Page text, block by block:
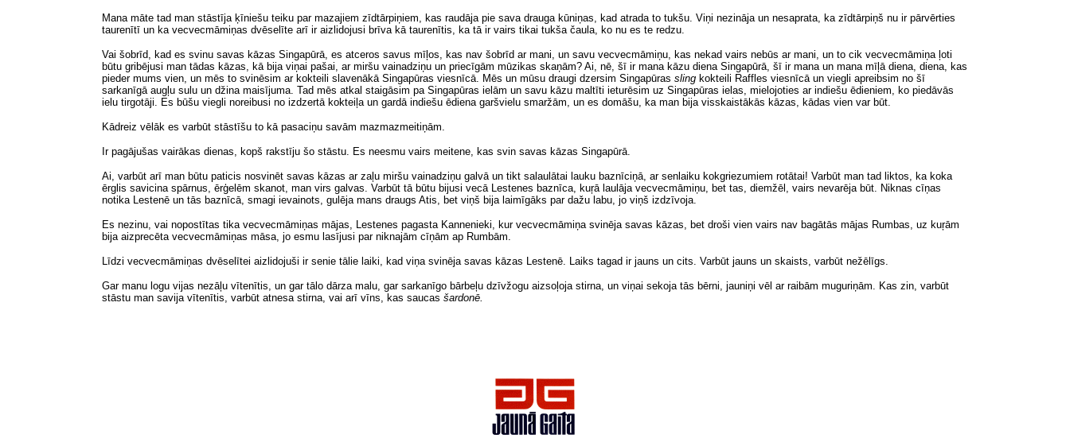
Mana māte tad man stāstīja ķīniešu teiku par mazajiem zīdtārpiņiem, kas raudāja pie sava drauga kūniņas, kad atrada to tukšu. Viņi nezināja un nesaprata, ka zīdtārpiņš nu ir pārvērties
taurenītī un ka vecvecmāmiņas dvēselīte arī ir aizlidojusi brīva kā taurenītis, ka tā ir vairs tikai tukša čaula, ko nu es te redzu.
Vai šobrīd, kad es svinu savas kāzas Singapūrā, es atceros savus mīļos, kas nav šobrīd ar mani, un savu vecvecmāmiņu, kas nekad vairs nebūs ar mani, un to cik vecvecmāmiņa ļoti
būtu gribējusi man tādas kāzas, kā bija viņai pašai, ar miršu vainadziņu un priecīgām mūzikas skaņām? Ai, nē, šī ir mana kāzu diena Singapūrā, šī ir mana un mana mīļā diena, diena, kas
pieder mums vien, un mēs to svinēsim ar kokteili slavenākā Singapūras viesnīcā. Mēs un mūsu draugi dzersim Singapūras sling kokteili Raffles viesnīcā un viegli apreibsim no šī
sarkanīgā augļu sulu un džina maisījuma. Tad mēs atkal staigāsim pa Singapūras ielām un savu kāzu maltīti ieturēsim uz Singapūras ielas, mielojoties ar indiešu ēdieniem, ko piedāvās
ielu tirgotāji. Es būšu viegli noreibusi no izdzertā kokteiļa un gardā indiešu ēdiena garšvielu smaržām, un es domāšu, ka man bija visskaistākās kāzas, kādas vien var būt.
Kādreiz vēlāk es varbūt stāstīšu to kā pasaciņu savām mazmazmeitiņām.
Ir pagājušas vairākas dienas, kopš rakstīju šo stāstu. Es neesmu vairs meitene, kas svin savas kāzas Singapūrā.
Ai, varbūt arī man būtu paticis nosvinēt savas kāzas ar zaļu miršu vainadziņu galvā un tikt salaulātai lauku baznīciņā, ar senlaiku kokgriezumiem rotātai! Varbūt man tad liktos, ka koka
ērglis savicina spārnus, ērģelēm skanot, man virs galvas. Varbūt tā būtu bijusi vecā Lestenes baznīca, kuŗā laulāja vecvecmāmiņu, bet tas, diemžēl, vairs nevarēja būt. Niknas cīņas
notika Lestenē un tās baznīcā, smagi ievainots, gulēja mans draugs Atis, bet viņš bija laimīgāks par dažu labu, jo viņš izdzīvoja.
Es nezinu, vai nopostītas tikavecvecmāmiņas mājas, Lestenes pagasta Kannenieki, kur vecvecmāmiņa svinēja savas kāzas, bet droši vien vairs nav bagātās mājas Rumbas, uz kuŗām
bija aizprecēta vecvecmāmiņas māsa, jo esmu lasījusi par niknajām cīņām ap Rumbām.
Līdzi vecvecmāmiņas dvēselītei aizlidojuši ir senie tālie laiki, kad viņa svinēja savas kāzas Lestenē. Laiks tagad ir jauns un cits. Varbūt jauns un skaists, varbūt nežēlīgs.
Gar manu logu vijas nezāļu vītenītis, un gar tālo dārza malu, gar sarkanīgo bārbeļu dzīvžogu aizsoļoja stirna, un viņai sekoja tās bērni, jauniņi vēl ar raibām muguriņām. Kas zin, varbūt
stāstu man savija vītenītis, varbūt atnesa stirna, vai arī vīns, kas saucas šardonē.